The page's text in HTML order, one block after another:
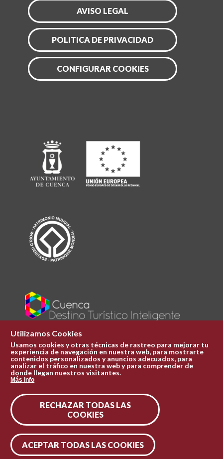
AVISO LEGAL
POLITICA DE PRIVACIDAD
CONFIGURAR COOKIES
Plaza Mayor 1
969 241 051
ofi.turismo@cuenca.es
Síguenos en las redes
Utilizamos Cookies
Usamos cookies y otras técnicas de rastreo para mejorar tu
experiencia de navegación en nuestra web, para mostrarte
contenidos personalizados y anuncios adecuados, para
analizar el tráfico en nuestra web y para comprender de
donde llegan nuestros visitantes.
Más info
RECHAZAR TODAS LAS
COOKIES
ACEPTAR TODAS LAS COOKIES